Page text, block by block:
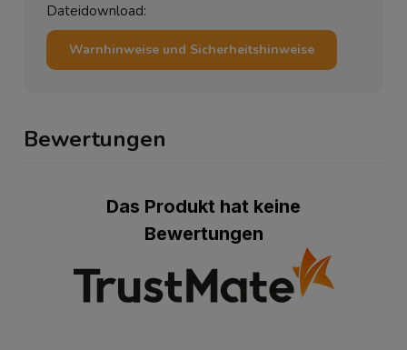
Dateidownload:
Warnhinweise und Sicherheitshinweise
Bewertungen
Das Produkt hat keine
Bewertungen